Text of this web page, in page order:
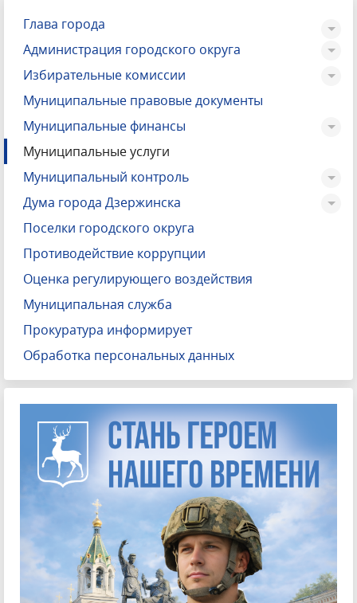
Глава города
Администрация городского округа
Избирательные комиссии
Муниципальные правовые документы
Муниципальные финансы
Муниципальные услуги
Муниципальный контроль
Дума города Дзержинска
Поселки городского округа
Противодействие коррупции
Оценка регулирующего воздействия
Муниципальная служба
Прокуратура информирует
Обработка персональных данных